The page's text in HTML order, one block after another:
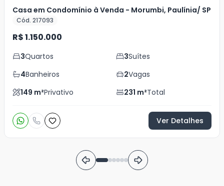
Casa em Condomínio à Venda - Morumbi, Paulínia/ SP
Cód. 217093
R$ 1.150.000
3Quartos 3Suítes
4Banheiros 2Vagas
149 m²Privativo 231 m²Total
Ver Detalhes